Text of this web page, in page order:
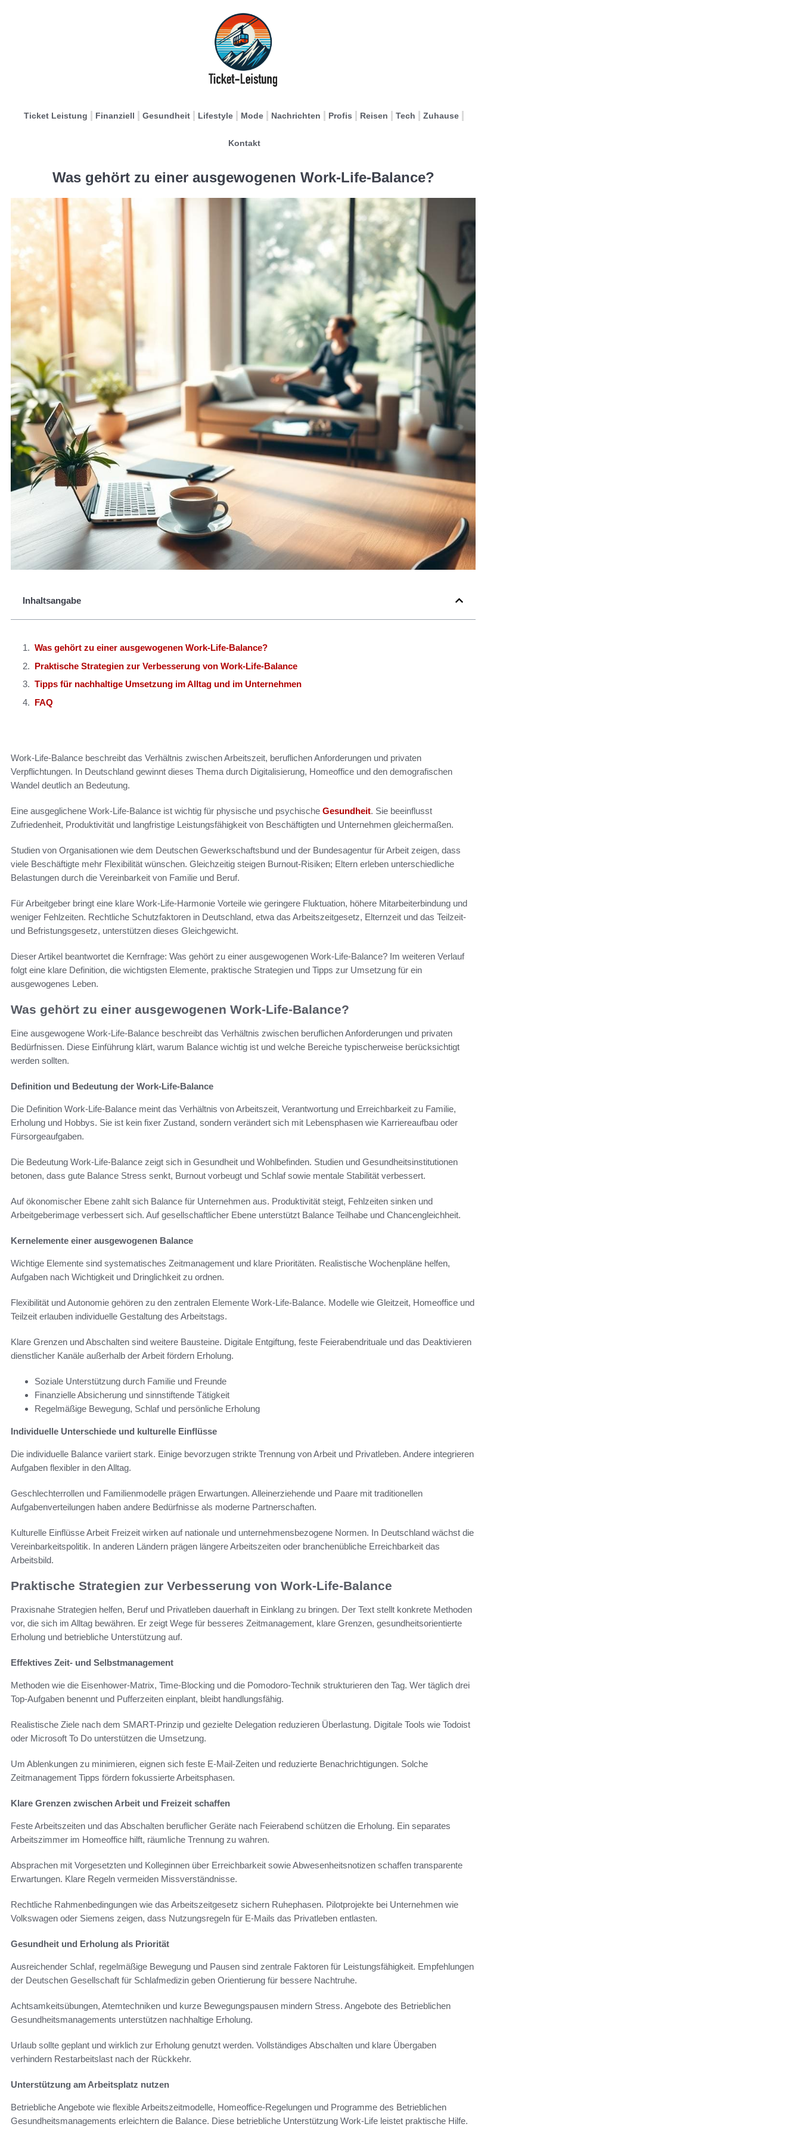
Ticket Leistung Finanziell Gesundheit Lifestyle Mode Nachrichten Profis Reisen Tech Zuhause
Kontakt
Was gehört zu einer ausgewogenen Work-Life-Balance?
Inhaltsangabe
Was gehört zu einer ausgewogenen Work-Life-Balance?
Praktische Strategien zur Verbesserung von Work-Life-Balance
Tipps für nachhaltige Umsetzung im Alltag und im Unternehmen
FAQ
Work-Life-Balance beschreibt das Verhältnis zwischen Arbeitszeit, beruflichen Anforderungen und privaten
Verpflichtungen. In Deutschland gewinnt dieses Thema durch Digitalisierung, Homeoffice und den demografischen
Wandel deutlich an Bedeutung.
Eine ausgeglichene Work-Life-Balance ist wichtig für physische und psychische Gesundheit. Sie beeinflusst
Zufriedenheit, Produktivität und langfristige Leistungsfähigkeit von Beschäftigten und Unternehmen gleichermaßen.
Studien von Organisationen wie dem Deutschen Gewerkschaftsbund und der Bundesagentur für Arbeit zeigen, dass
viele Beschäftigte mehr Flexibilität wünschen. Gleichzeitig steigen Burnout-Risiken; Eltern erleben unterschiedliche
Belastungen durch die Vereinbarkeit von Familie und Beruf.
Für Arbeitgeber bringt eine klare Work-Life-Harmonie Vorteile wie geringere Fluktuation, höhere Mitarbeiterbindung und
weniger Fehlzeiten. Rechtliche Schutzfaktoren in Deutschland, etwa das Arbeitszeitgesetz, Elternzeit und das Teilzeit-
und Befristungsgesetz, unterstützen dieses Gleichgewicht.
Dieser Artikel beantwortet die Kernfrage: Was gehört zu einer ausgewogenen Work-Life-Balance? Im weiteren Verlauf
folgt eine klare Definition, die wichtigsten Elemente, praktische Strategien und Tipps zur Umsetzung für ein
ausgewogenes Leben.
Was gehört zu einer ausgewogenen Work-Life-Balance?
Eine ausgewogene Work-Life-Balance beschreibt das Verhältnis zwischen beruflichen Anforderungen und privaten
Bedürfnissen. Diese Einführung klärt, warum Balance wichtig ist und welche Bereiche typischerweise berücksichtigt
werden sollten.
Definition und Bedeutung der Work-Life-Balance
Die Definition Work-Life-Balance meint das Verhältnis von Arbeitszeit, Verantwortung und Erreichbarkeit zu Familie,
Erholung und Hobbys. Sie ist kein fixer Zustand, sondern verändert sich mit Lebensphasen wie Karriereaufbau oder
Fürsorgeaufgaben.
Die Bedeutung Work-Life-Balance zeigt sich in Gesundheit und Wohlbefinden. Studien und Gesundheitsinstitutionen
betonen, dass gute Balance Stress senkt, Burnout vorbeugt und Schlaf sowie mentale Stabilität verbessert.
Auf ökonomischer Ebene zahlt sich Balance für Unternehmen aus. Produktivität steigt, Fehlzeiten sinken und
Arbeitgeberimage verbessert sich. Auf gesellschaftlicher Ebene unterstützt Balance Teilhabe und Chancengleichheit.
Kernelemente einer ausgewogenen Balance
Wichtige Elemente sind systematisches Zeitmanagement und klare Prioritäten. Realistische Wochenpläne helfen,
Aufgaben nach Wichtigkeit und Dringlichkeit zu ordnen.
Flexibilität und Autonomie gehören zu den zentralen Elemente Work-Life-Balance. Modelle wie Gleitzeit, Homeoffice und
Teilzeit erlauben individuelle Gestaltung des Arbeitstags.
Klare Grenzen und Abschalten sind weitere Bausteine. Digitale Entgiftung, feste Feierabendrituale und das Deaktivieren
dienstlicher Kanäle außerhalb der Arbeit fördern Erholung.
Soziale Unterstützung durch Familie und Freunde
Finanzielle Absicherung und sinnstiftende Tätigkeit
Regelmäßige Bewegung, Schlaf und persönliche Erholung
Individuelle Unterschiede und kulturelle Einflüsse
Die individuelle Balance variiert stark. Einige bevorzugen strikte Trennung von Arbeit und Privatleben. Andere integrieren
Aufgaben flexibler in den Alltag.
Geschlechterrollen und Familienmodelle prägen Erwartungen. Alleinerziehende und Paare mit traditionellen
Aufgabenverteilungen haben andere Bedürfnisse als moderne Partnerschaften.
Kulturelle Einflüsse Arbeit Freizeit wirken auf nationale und unternehmensbezogene Normen. In Deutschland wächst die
Vereinbarkeitspolitik. In anderen Ländern prägen längere Arbeitszeiten oder branchenübliche Erreichbarkeit das
Arbeitsbild.
Praktische Strategien zur Verbesserung von Work-Life-Balance
Praxisnahe Strategien helfen, Beruf und Privatleben dauerhaft in Einklang zu bringen. Der Text stellt konkrete Methoden
vor, die sich im Alltag bewähren. Er zeigt Wege für besseres Zeitmanagement, klare Grenzen, gesundheitsorientierte
Erholung und betriebliche Unterstützung auf.
Effektives Zeit- und Selbstmanagement
Methoden wie die Eisenhower-Matrix, Time-Blocking und die Pomodoro-Technik strukturieren den Tag. Wer täglich drei
Top-Aufgaben benennt und Pufferzeiten einplant, bleibt handlungsfähig.
Realistische Ziele nach dem SMART-Prinzip und gezielte Delegation reduzieren Überlastung. Digitale Tools wie Todoist
oder Microsoft To Do unterstützen die Umsetzung.
Um Ablenkungen zu minimieren, eignen sich feste E-Mail-Zeiten und reduzierte Benachrichtigungen. Solche
Zeitmanagement Tipps fördern fokussierte Arbeitsphasen.
Klare Grenzen zwischen Arbeit und Freizeit schaffen
Feste Arbeitszeiten und das Abschalten beruflicher Geräte nach Feierabend schützen die Erholung. Ein separates
Arbeitszimmer im Homeoffice hilft, räumliche Trennung zu wahren.
Absprachen mit Vorgesetzten und Kolleginnen über Erreichbarkeit sowie Abwesenheitsnotizen schaffen transparente
Erwartungen. Klare Regeln vermeiden Missverständnisse.
Rechtliche Rahmenbedingungen wie das Arbeitszeitgesetz sichern Ruhephasen. Pilotprojekte bei Unternehmen wie
Volkswagen oder Siemens zeigen, dass Nutzungsregeln für E-Mails das Privatleben entlasten.
Gesundheit und Erholung als Priorität
Ausreichender Schlaf, regelmäßige Bewegung und Pausen sind zentrale Faktoren für Leistungsfähigkeit. Empfehlungen
der Deutschen Gesellschaft für Schlafmedizin geben Orientierung für bessere Nachtruhe.
Achtsamkeitsübungen, Atemtechniken und kurze Bewegungspausen mindern Stress. Angebote des Betrieblichen
Gesundheitsmanagements unterstützen nachhaltige Erholung.
Urlaub sollte geplant und wirklich zur Erholung genutzt werden. Vollständiges Abschalten und klare Übergaben
verhindern Restarbeitslast nach der Rückkehr.
Unterstützung am Arbeitsplatz nutzen
Betriebliche Angebote wie flexible Arbeitszeitmodelle, Homeoffice-Regelungen und Programme des Betrieblichen
Gesundheitsmanagements erleichtern die Balance. Diese betriebliche Unterstützung Work-Life leistet praktische Hilfe.